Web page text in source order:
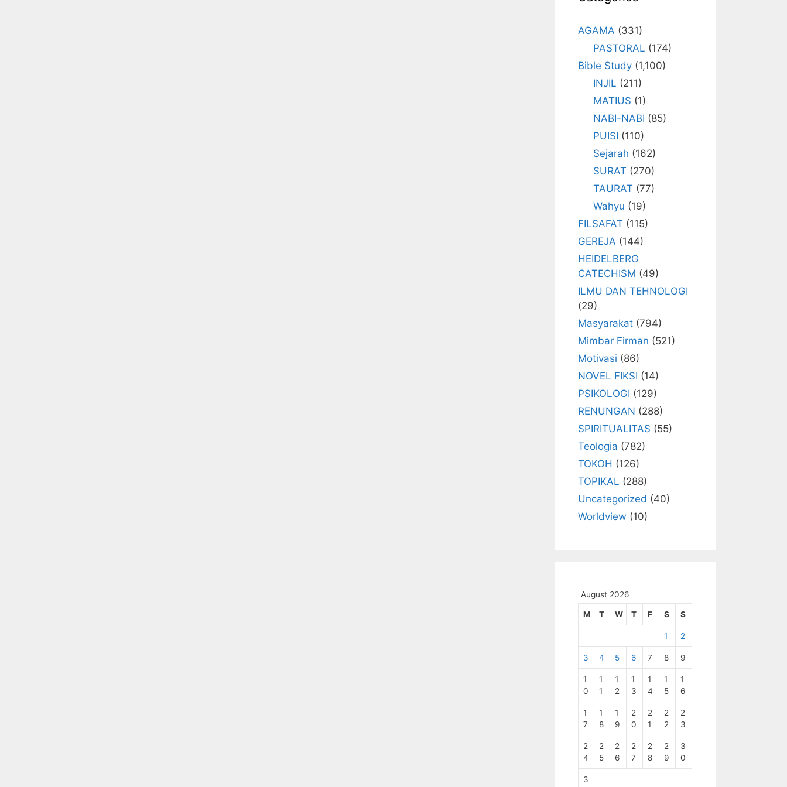
AGAMA (331)
PASTORAL (174)
Bible Study (1,100)
INJIL (211)
MATIUS (1)
NABI-NABI (85)
PUISI (110)
Sejarah (162)
SURAT (270)
TAURAT (77)
Wahyu (19)
FILSAFAT (115)
GEREJA (144)
HEIDELBERG
CATECHISM (49)
ILMU DAN TEHNOLOGI
(29)
Masyarakat (794)
Mimbar Firman (521)
Motivasi (86)
NOVEL FIKSI (14)
PSIKOLOGI (129)
RENUNGAN (288)
SPIRITUALITAS (55)
Teologia (782)
TOKOH (126)
TOPIKAL (288)
Uncategorized (40)
Worldview (10)
August 2026
M T W T F S S
1 2
3 4 5 6 7 8 9
1
0
1
1
1
2
1
3
1
4
1
5
1
6
1
7
1
8
1
9
2
0
2
1
2
2
2
3
2
4
2
5
2
6
2
7
2
8
2
9
3
0
3